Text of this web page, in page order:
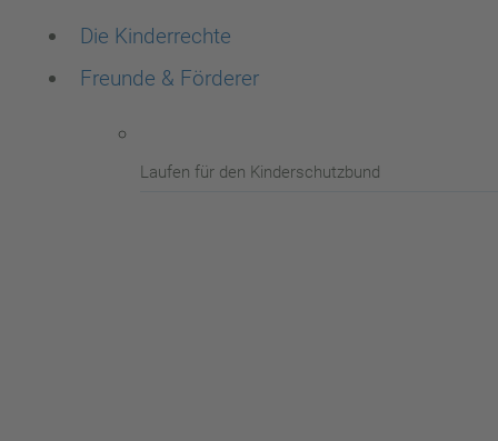
Die Kinderrechte
Freunde & Förderer
Laufen für den Kinderschutzbund